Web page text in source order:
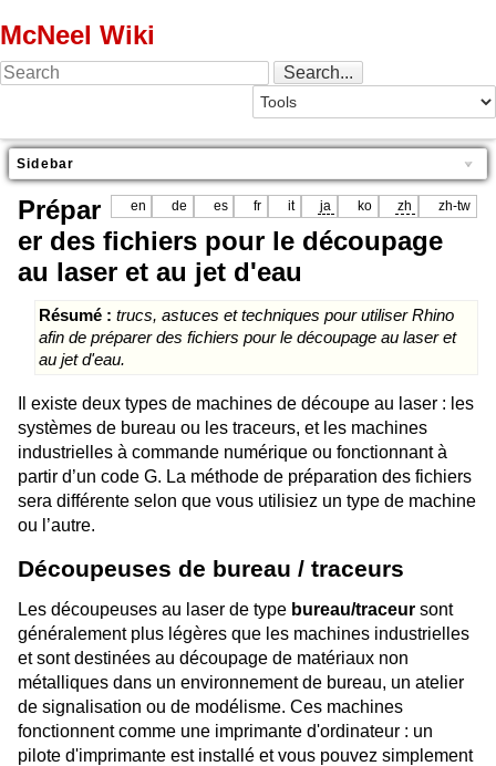
McNeel Wiki
Sidebar
en de es fr it ja ko zh zh-tw
Prépar
er des fichiers pour le découpage
au laser et au jet d'eau
Résumé : trucs, astuces et techniques pour utiliser Rhino
afin de préparer des fichiers pour le découpage au laser et
au jet d'eau.
Il existe deux types de machines de découpe au laser : les
systèmes de bureau ou les traceurs, et les machines
industrielles à commande numérique ou fonctionnant à
partir d’un code G. La méthode de préparation des fichiers
sera différente selon que vous utilisiez un type de machine
ou l’autre.
Découpeuses de bureau / traceurs
Les découpeuses au laser de type bureau/traceur sont
généralement plus légères que les machines industrielles
et sont destinées au découpage de matériaux non
métalliques dans un environnement de bureau, un atelier
de signalisation ou de modélisme. Ces machines
fonctionnent comme une imprimante d'ordinateur : un
pilote d'imprimante est installé et vous pouvez simplement